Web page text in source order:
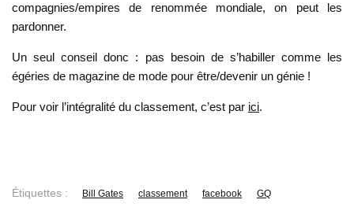
compagnies/empires de renommée mondiale, on peut les
pardonner.
Un seul conseil donc : pas besoin de s’habiller comme les
égéries de magazine de mode pour être/devenir un génie !
Pour voir l’intégralité du classement, c’est par ici.
Étiquettes : Bill Gates classement facebook
GQ